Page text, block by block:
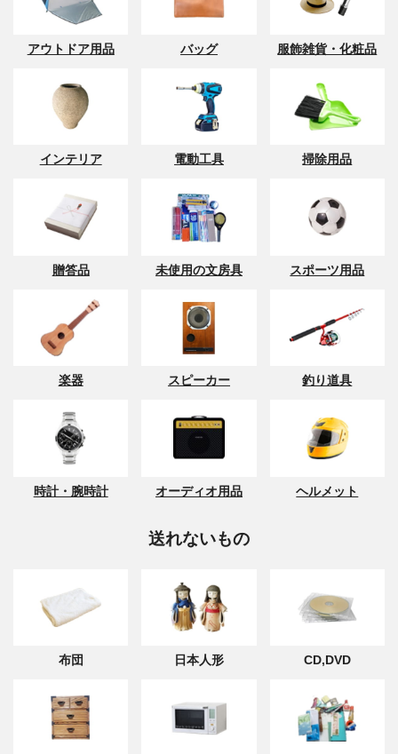
アウトドア用品 バッグ 服飾雑貨・化粧品
インテリア 電動工具 掃除用品
贈答品 未使用の文房具 スポーツ用品
楽器 スピーカー 釣り道具
時計・腕時計 オーディオ用品 ヘルメット
送れないもの
布団 日本人形 CD,DVD